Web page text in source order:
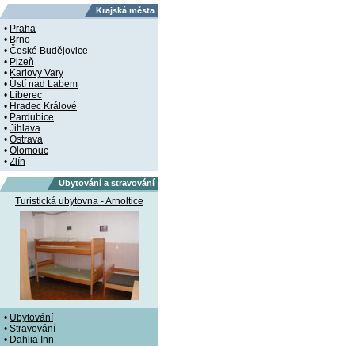
Krajská města
• Praha
• Brno
• České Budějovice
• Plzeň
• Karlovy Vary
• Ústí nad Labem
• Liberec
• Hradec Králové
• Pardubice
• Jihlava
• Ostrava
• Olomouc
• Zlín
Ubytování a stravování
Turistická ubytovna - Arnoltice
• Ubytování
• Stravování
• Dahlia Inn